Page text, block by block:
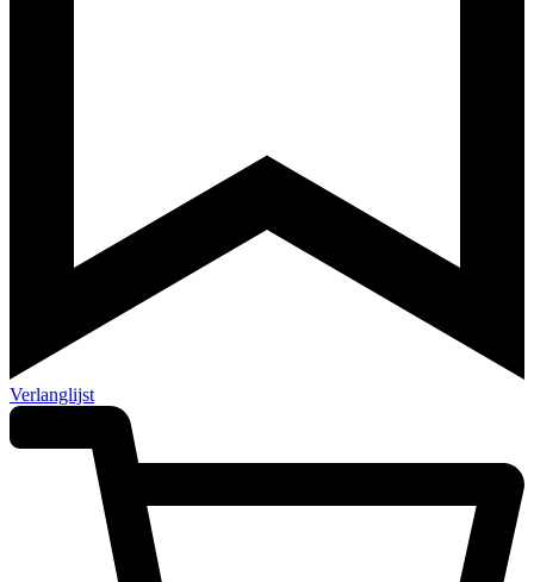
Verlanglijst